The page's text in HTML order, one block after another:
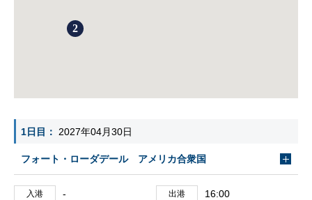
2
1日目 2027年04月30日
フォート・ローダデール アメリカ合衆国
入港 - 出港 16:00